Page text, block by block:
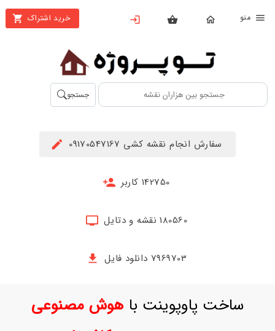
خرید اشتراک
بستن
محصولات
تهیه
اشتراک
حساب
جستجو
سفارش انجام نقشه کشی 09170547167
142750 کاربر
180560 نقشه و دتایل
7969703 دانلود فایل
ساخت پاوپوینت باهوش مصنوعی